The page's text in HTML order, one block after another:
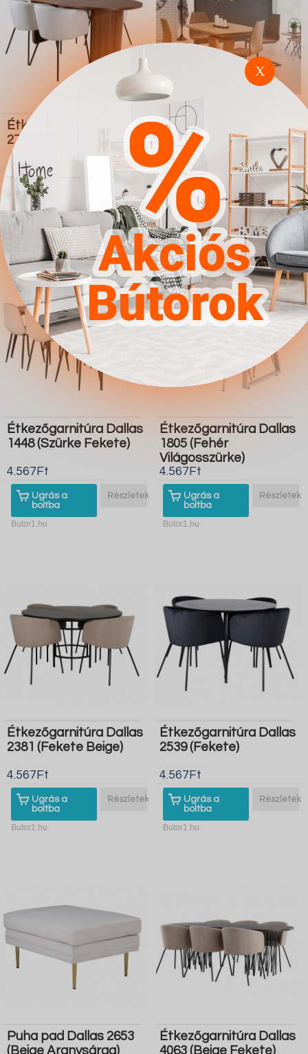
Étkezőgarnitúra Dallas
2749 (Krém Fekete)
4.567Ft
Ugrás a
boltba
Részletek
Butor1.hu
Étkezőgarnitúra
Houston 419
4.567Ft
Ugrás a
boltba
Részletek
Butor1.hu
Étkezőgarnitúra Dallas
1448 (Szürke Fekete)
4.567Ft
Ugrás a
boltba
Részletek
Butor1.hu
Étkezőgarnitúra Dallas
1805 (Fehér
Világosszürke)
4.567Ft
Ugrás a
boltba
Részletek
Butor1.hu
Étkezőgarnitúra Dallas
2381 (Fekete Beige)
4.567Ft
Ugrás a
boltba
Részletek
Butor1.hu
Étkezőgarnitúra Dallas
2539 (Fekete)
4.567Ft
Ugrás a
boltba
Részletek
Butor1.hu
Puha pad Dallas 2653
(Beige Aranysárga)
Étkezőgarnitúra Dallas
4063 (Beige Fekete)
X